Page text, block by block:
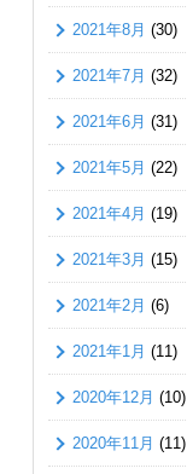
2021年8月 (30)
2021年7月 (32)
2021年6月 (31)
2021年5月 (22)
2021年4月 (19)
2021年3月 (15)
2021年2月 (6)
2021年1月 (11)
2020年12月 (10)
2020年11月 (11)